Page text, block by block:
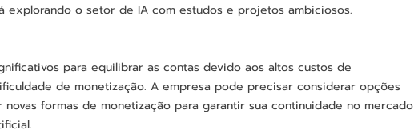
explorando o setor de IA com estudos e projetos ambiciosos.
para equilibrar as contas devido aos altos custos de
de monetização. A empresa pode precisar considerar opções
formas de monetização para garantir sua continuidade no mercado